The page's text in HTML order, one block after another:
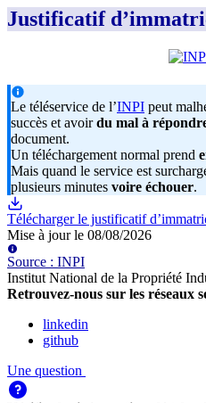
Justificatif
Le téléservice de l’INPI peut
succès et avoir du mal à
document.
Un téléchargement normal prend
Mais quand le service est
plusieurs minutes voire échouer.
Télécharger le justificatif
Mise à jour le 08/08/2026
Source : INPI
Institut National de la Propriété
Retrouvez-nous sur les réseaux
linkedin
github
Une question